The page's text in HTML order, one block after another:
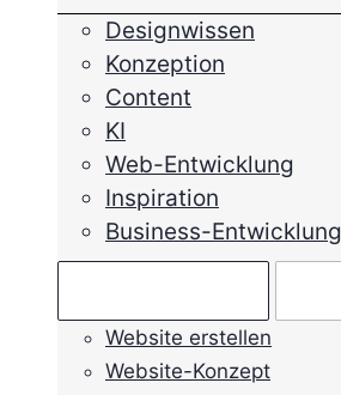
Designwissen
Konzeption
Content
KI
Web-Entwicklung
Inspiration
Business-Entwicklung
Website erstellen
Website-Konzept